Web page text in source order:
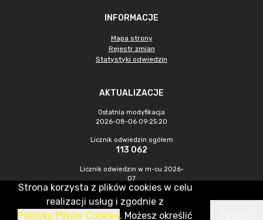
INFORMACJE
Mapa strony
Rejestr zmian
Statystyki odwiedzin
AKTUALIZACJE
Ostatnia modyfikacja
2026-08-06 09:25:20
Licznik odwiedzin ogółem
113 062
Licznik odwiedzin w m-cu 2026-
07
392
CMS & Hosting: Nefeni Sp. z o.o.
Strona korzysta z plików cookies w celu
realizacji usług i zgodnie z
Polityką Plików Cookies. Możesz określić